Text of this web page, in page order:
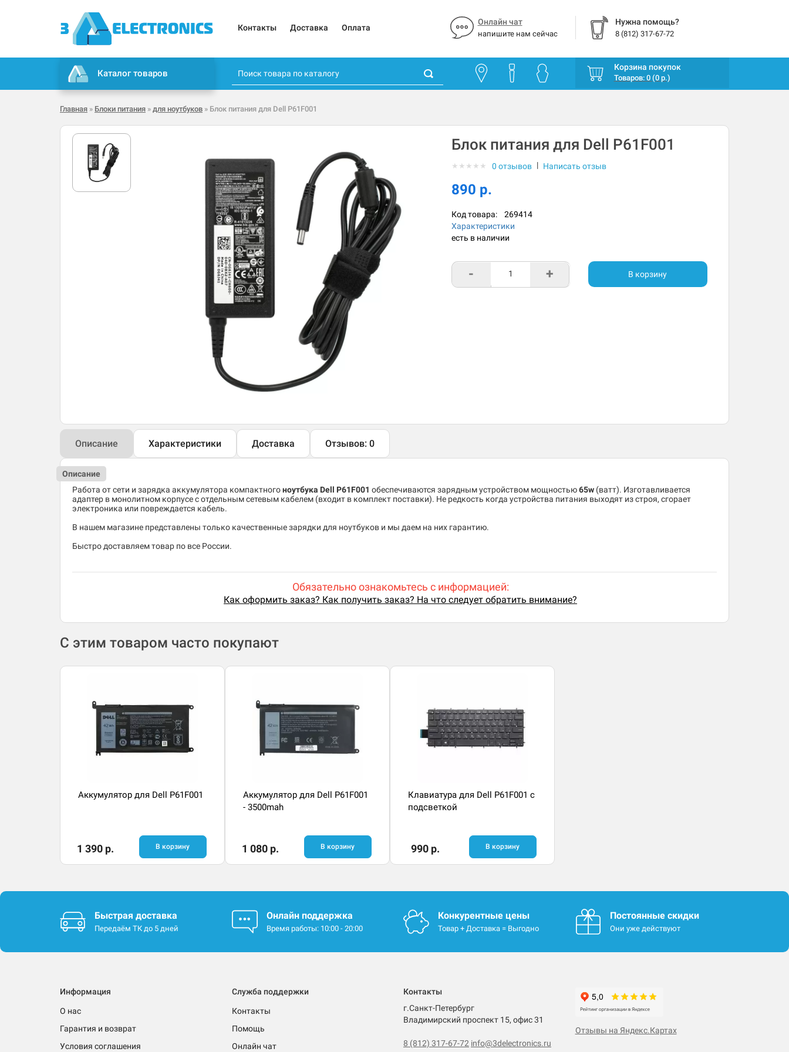
Контакты Доставка Оплата
Онлайн чат
напишите нам сейчас
Нужна помощь?
8 (812) 317-67-72
Каталог товаров
Корзина покупок
Товаров: 0 (0 р.)
Главная » Блоки питания » для ноутбуков » Блок питания для Dell P61F001
Блок питания для Dell P61F001
★ ★ ★ ★ ★ 0 отзывов | Написать отзыв
890 р.
Код товара: 269414
Характеристики
есть в наличии
- + В корзину
Описание Характеристики Доставка Отзывов: 0
Описание
Работа от сети и зарядка аккумулятора компактногоноутбука Dell P61F001 обеспечиваются зарядным устройством мощностью65w (ватт). Изготавливается
адаптер в монолитном корпусе с отдельным сетевым кабелем (входит в комплект поставки). Не редкость когда устройства питания выходят из строя, сгорает
электроника или повреждается кабель.
В нашем магазине представлены только качественные зарядки для ноутбуков и мы даем на них гарантию.
Быстро доставляем товар по все России.
Обязательно ознакомьтесь с информацией:
Как оформить заказ? Как получить заказ? На что следует обратить внимание?
С этим товаром часто покупают
Аккумулятор для Dell P61F001
1 390 р. В корзину
Аккумулятор для Dell P61F001
- 3500mah
1 080 р. В корзину
Клавиатура для Dell P61F001 с
подсветкой
990 р. В корзину
Быстрая доставка
Передаём ТК до 5 дней
Онлайн поддержка
Время работы: 10:00 - 20:00
Конкурентные цены
Товар + Доставка = Выгодно
Постоянные скидки
Они уже действуют
Информация
О нас
Гарантия и возврат
Условия соглашения
Служба поддержки
Контакты
Помощь
Онлайн чат
Контакты
г.Санкт-Петербург
Владимирский проспект 15, офис 31
8 (812) 317-67-72 info@3delectronics.ru
Отзывы на Яндекс.Картах